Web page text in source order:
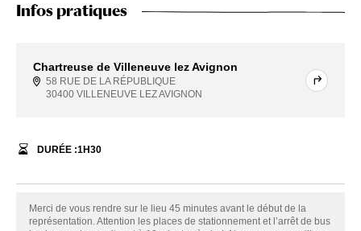
Infos pratiques
Chartreuse de Villeneuve lez Avignon
58 RUE DE LA RÉPUBLIQUE
30400 VILLENEUVE LEZ AVIGNON
DURÉE :1H30
Merci de vous rendre sur le lieu 45 minutes avant le début de la
représentation. Attention les places de stationnement et l’arrêt de bus